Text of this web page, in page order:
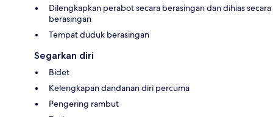
Dilengkapkan perabot secara berasingan dan dihias secara
berasingan
Tempat duduk berasingan
Segarkan diri
Bidet
Kelengkapan dandanan diri percuma
Pengering rambut